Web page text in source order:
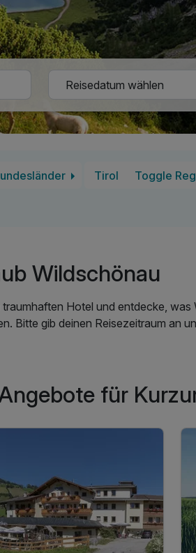
Tirol Toggle
Wildschönau
Hotel und entdecke,
Bitte gib deinen Reisezeitraum an
für